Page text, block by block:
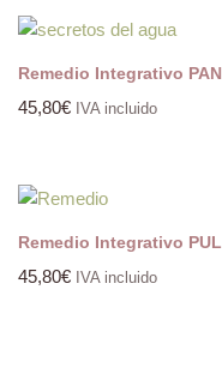
Remedio Integrativo PAN
45,80€ IVA incluido
Remedio Integrativo PUL
45,80€ IVA incluido